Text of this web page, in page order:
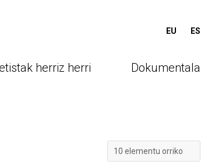
EU ES
herriz herri Dokumentala